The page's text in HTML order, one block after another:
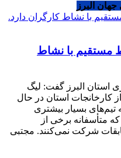
البرز
مستقیم با نشاط
استان البرز گفت: لیگ
کارخانجات استان در حال
تیم‌های بسیار بیشتری
متأسفانه برخی از
شرکت نمی‌کنند. مجتبی